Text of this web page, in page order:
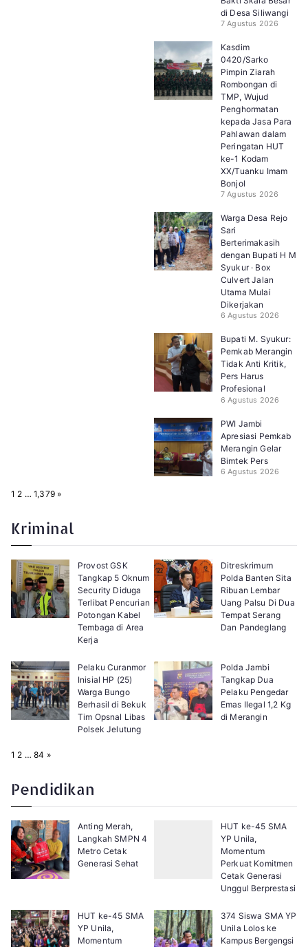
di Desa Siliwangi
7 Agustus 2026
Kasdim
0420/Sarko
Pimpin Ziarah
Rombongan di
TMP, Wujud
Penghormatan
kepada Jasa Para
Pahlawan dalam
Peringatan HUT
ke-1 Kodam
XX/Tuanku Imam
Bonjol
7 Agustus 2026
Warga Desa Rejo
Sari
Berterimakasih
dengan Bupati H M
Syukur · Box
Culvert Jalan
Utama Mulai
Dikerjakan
6 Agustus 2026
Bupati M. Syukur:
Pemkab Merangin
Tidak Anti Kritik,
Pers Harus
Profesional
6 Agustus 2026
PWI Jambi
Apresiasi Pemkab
Merangin Gelar
Bimtek Pers
6 Agustus 2026
P
:
1 2 … 1,379 N
»
Kriminal
Provost GSK
Tangkap 5 Oknum
Security Diduga
Terlibat Pencurian
Potongan Kabel
Tembaga di Area
Kerja
Ditreskrimum
Polda Banten Sita
Ribuan Lembar
Uang Palsu Di Dua
Tempat Serang
Dan Pandeglang
Pelaku Curanmor
Inisial HP (25)
Warga Bungo
Berhasil di Bekuk
Tim Opsnal Libas
Polsek Jelutung
Polda Jambi
Tangkap Dua
Pelaku Pengedar
Emas Ilegal 1,2 Kg
di Merangin
P
:
1 2 … 84 N
»
Pendidikan
Anting Merah,
Langkah SMPN 4
Metro Cetak
Generasi Sehat
HUT ke-45 SMA
YP Unila,
Momentum
Perkuat Komitmen
Cetak Generasi
Unggul Berprestasi
HUT ke-45 SMA
YP Unila,
Momentum
374 Siswa SMA YP
Unila Lolos ke
Kampus Bergengsi